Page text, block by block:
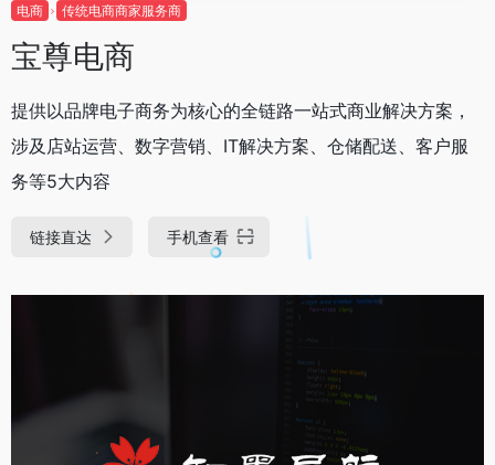
电商 传统电商商家服务商
宝尊电商
提供以品牌电子商务为核心的全链路一站式商业解决方案，
涉及店站运营、数字营销、IT解决方案、仓储配送、客户服
务等5大内容
链接直达 手机查看